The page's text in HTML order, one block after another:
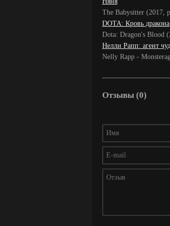
The Babysitter
DOTA: Кровь дракона
Dota: Dragon's
Нелли Рапп: агент
Nelly Rapp -
Отзывы (0)